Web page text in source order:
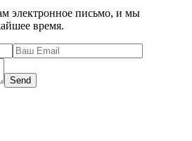
электронное письмо, и мы
время.
Send